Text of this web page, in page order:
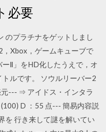
必要
のプラチナをゲットしまし
Xbox，ゲームキューブで
Ⅱ」をHD化したうえで，オ
ルです。 ソウルリーバー2
--- ⇒ アイドス・インタラ
D ：55 点--- 簡易内容説
を 行き来して謎を解いてい